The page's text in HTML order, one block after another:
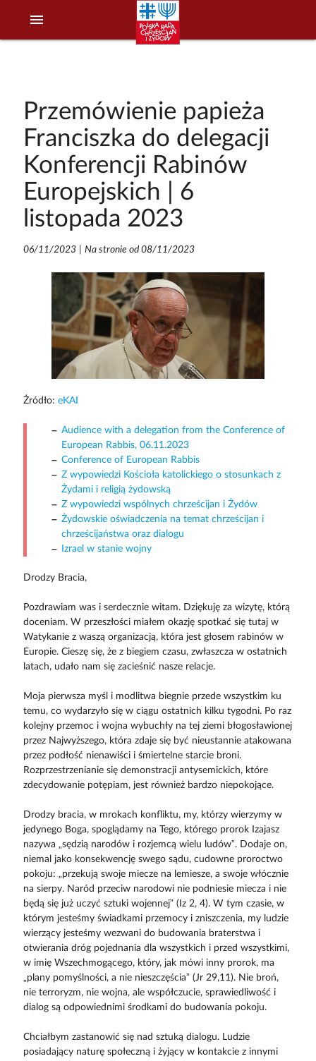
menu
Przemówienie papieża
Franciszka do delegacji
Konferencji Rabinów
Europejskich | 6
listopada 2023
06/11/2023| Na stronie od 08/11/2023
Żródło: eKAI
Audience with a delegation from the Conference of
European Rabbis, 06.11.2023
Conference of European Rabbis
Z wypowiedzi Kościoła katolickiego o stosunkach z
Żydami i religią żydowską
Z wypowiedzi wspólnych chrześcijan i Żydów
Żydowskie oświadczenia na temat chrześcijan i
chrześcijaństwa oraz dialogu
Izrael w stanie wojny
Drodzy Bracia,
Pozdrawiam was i serdecznie witam. Dziękuję za wizytę, którą
doceniam. W przeszłości miałem okazję spotkać się tutaj w
Watykanie z waszą organizacją, która jest głosem rabinów w
Europie. Cieszę się, że z biegiem czasu, zwłaszcza w ostatnich
latach, udało nam się zacieśnić nasze relacje.
Moja pierwsza myśl i modlitwa biegnie przede wszystkim ku
temu, co wydarzyło się w ciągu ostatnich kilku tygodni. Po raz
kolejny przemoc i wojna wybuchły na tej ziemi błogosławionej
przez Najwyższego, która zdaje się być nieustannie atakowana
przez podłość nienawiści i śmiertelne starcie broni.
Rozprzestrzenianie się demonstracji antysemickich, które
zdecydowanie potępiam, jest również bardzo niepokojące.
Drodzy bracia, w mrokach konfliktu, my, którzy wierzymy w
jedynego Boga, spoglądamy na Tego, którego prorok Izajasz
nazywa „sędzią narodów i rozjemcą wielu ludów”. Dodaje on,
niemal jako konsekwencję swego sądu, cudowne proroctwo
pokoju: „przekują swoje miecze na lemiesze, a swoje włócznie
na sierpy. Naród przeciw narodowi nie podniesie miecza i nie
będą się już uczyć sztuki wojennej” (Iz 2, 4). W tym czasie, w
którym jesteśmy świadkami przemocy i zniszczenia, my ludzie
wierzący jesteśmy wezwani do budowania braterstwa i
otwierania dróg pojednania dla wszystkich i przed wszystkimi,
w imię Wszechmogącego, który, jak mówi inny prorok, ma
„plany pomyślności, a nie nieszczęścia” (Jr 29,11). Nie broń,
nie terroryzm, nie wojna, ale współczucie, sprawiedliwość i
dialog są odpowiednimi środkami do budowania pokoju.
Chciałbym zastanowić się nad sztuką dialogu. Ludzie
posiadający naturę społeczną i żyjący w kontakcie z innymi